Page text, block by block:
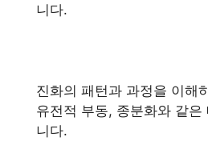
니다.
진화의 패턴과 과정을 이해
유전적 부동, 종분화와 같은
니다.